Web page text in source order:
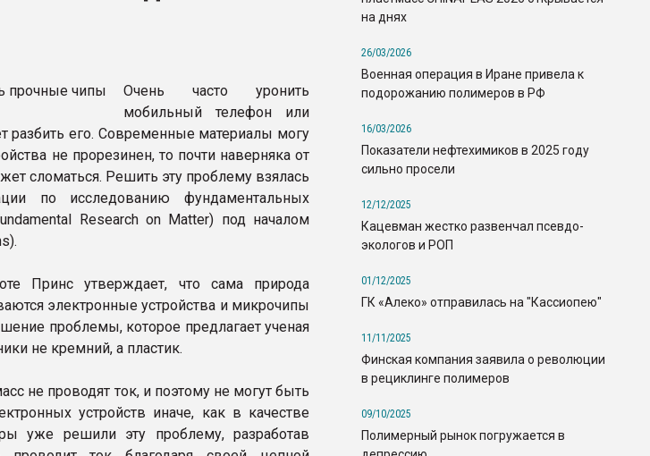
Очень часто уронить
мобильный телефон или
разбить его. Современные материалы могу
не прорезинен, то почти наверняка от
сломаться. Решить эту проблему взялась
по исследованию фундаментальных
Research on Matter) под началом
Принс утверждает, что сама природа
электронные устройства и микрочипы
проблемы, которое предлагает ученая
не кремний, а пластик.
не проводят ток, и поэтому не могут быть
устройств иначе, как в качестве
уже решили эту проблему, разработав
на днях
26/03/2026
Военная операция в Иране привела к
подорожанию полимеров в РФ
16/03/2026
Показатели нефтехимиков в 2025 году
сильно просели
12/12/2025
Кацевман жестко развенчал псевдо-
экологов и РОП
01/12/2025
ГК «Алеко» отправилась на "Кассиопею"
11/11/2025
Финская компания заявила о революции
в рециклинге полимеров
09/10/2025
Полимерный рынок погружается в